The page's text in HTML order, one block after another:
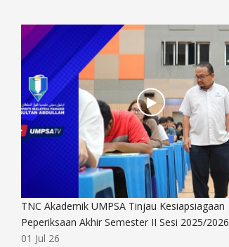
TNC Akademik UMPSA Tinjau Kesiapsiagaan
Peperiksaan Akhir Semester II Sesi 2025/2026
01 Jul 26